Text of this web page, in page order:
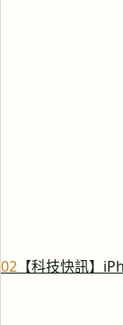
02 【科技快訊】